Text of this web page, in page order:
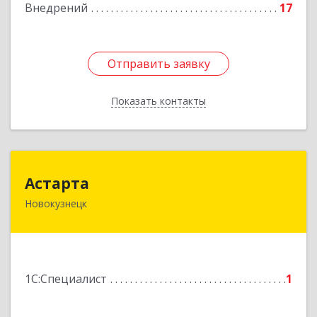
Внедрений 17
Отправить заявку
Показать контакты
Отправить заявку
Назад
Астарта
Новокузнецк
1С:Специалист 1
654079, Кемеровская обл, Новокузнецк г,